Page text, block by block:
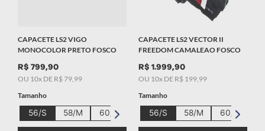
CAPACETE LS2 VIGO
MONOCOLOR PRETO FOSCO
R$ 799,90
OU 10x DE R$79 99
Tamanho
56/S 58/M 60/L
CAPACETE LS2 VECTOR II
FREEDOM CAMALEAO FOSCO
R$ 1.999,90
OU 10x DE R$ 199 99
Tamanho
56/S 58/M 60/L